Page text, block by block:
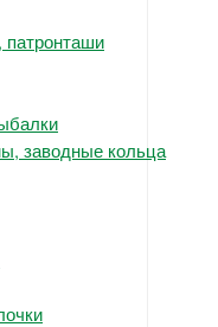
заводные кольца